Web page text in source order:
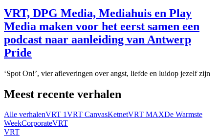
VRT, DPG Media, Mediahuis en Play
Media maken voor het eerst samen een
podcast naar aanleiding van Antwerp
Pride
‘Spot On!’, vier afleveringen over angst, liefde en luidop jezelf zijn
Meest recente verhalen
Alle verhalenVRT 1VRT CanvasKetnetVRT MAXDe Warmste
WeekCorporateVRT
VRT